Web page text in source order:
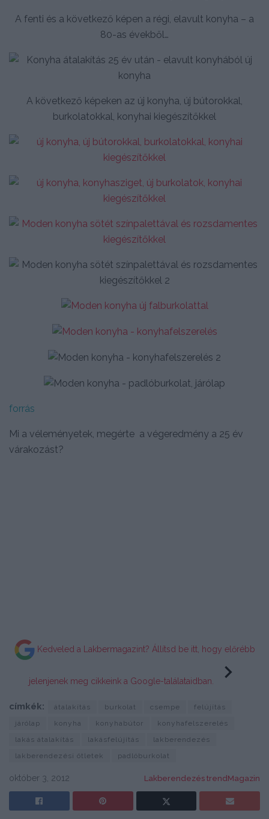
A fenti és a következő képen a régi, elavult konyha – a
80-as évekből…
A következő képeken az új konyha, új bútorokkal,
burkolatokkal, konyhai kiegészítőkkel
forrás
Mi a véleményetek, megérte a végeredmény a 25 év
várakozást?
Kedveled a Lakbermagazint? Állítsd be itt, hogy előrébb
jelenjenek meg cikkeink a Google-találataidban.
címkék: átalakítás burkolat csempe
felújítás
járólap
konyha konyhabútor
konyhafelszerelés
lakás átalakítás
lakásfelújítás
lakberendezés
lakberendezési ötletek
padlóburkolat
október 3, 2012 Lakberendezés trendMagazin